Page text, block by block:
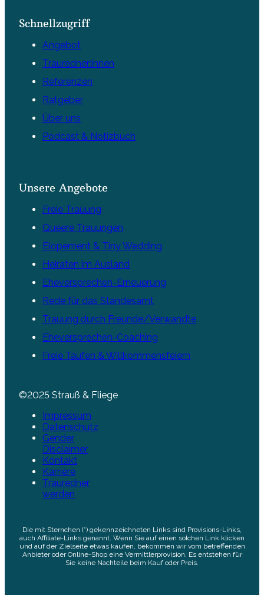
Schnellzugriff
Angebot
Trauredner:innen
Referenzen
Ratgeber
Über uns
Podcast & Notizbuch
Unsere Angebote
Freie Trauung
Queere Trauungen
Elopement & Tiny Wedding
Heiraten im Ausland
Eheversprechen-Erneuerung
Rede für das Standesamt
Trauung durch Freunde/Verwandte
Eheversprechen-Coaching
Freie Taufen & Willkommensfeiern
©2025 Strauß & Fliege
Impressum
Datenschutz
Gender
Disclaimer
Kontakt
Karriere
Trauredner
werden
Die mit Sternchen (*) gekennzeichneten Links sind Provisions-Links,
auch Affiliate-Links genannt. Wenn Sie auf einen solchen Link klicken
und auf der Zielseite etwas kaufen, bekommen wir vom betreffenden
Anbieter oder Online-Shop eine Vermittlerprovision. Es entstehen für
Sie keine Nachteile beim Kauf oder Preis.